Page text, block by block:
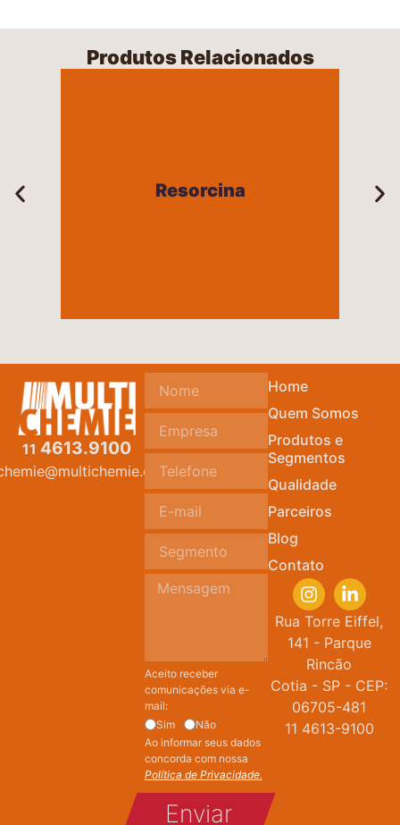
Produtos Relacionados
Resorcina
+
Home
Quem Somos
Produtos e
Segmentos
Qualidade
Parceiros
Blog
Contato
Rua Torre Eiffel,
141 - Parque
Rincão
Cotia - SP - CEP:
06705-481
11 4613-9100
11 4613.9100
Aceito receber
comunicações via e-
mail:
Sim
Não
Ao informar seus dados
concorda com nossa
Política de Privacidade.
Enviar